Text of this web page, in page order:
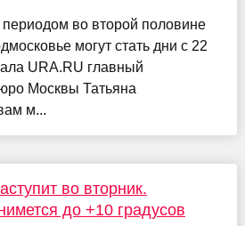
во второй половине
могут стать дни с 22
URA.RU главный
Москвы Татьяна
м...
во вторник.
до +10 градусов